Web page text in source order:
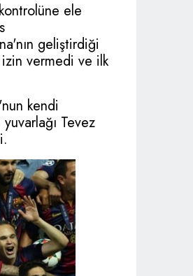
ele
geliştirdiği
izin vermedi ve ilk
kendi
Tevez